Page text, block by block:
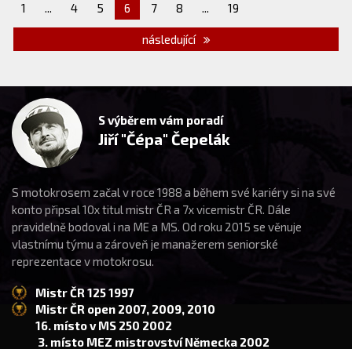
1 ... 4 5 6 7 8 ... 19
následující
S výběrem vám poradí
Jiří "Čépa" Čepelák
S motokrosem začal v roce 1988 a během své kariéry si na své
konto připsal 10x titul mistr ČR a 7x vicemistr ČR. Dále
pravidelně bodoval i na ME a MS. Od roku 2015 se věnuje
vlastnímu týmu a zároveň je manažerem seniorské
reprezentace v motokrosu.
Mistr ČR 125 1997
Mistr ČR open 2007, 2009, 2010
16. místo v MS 250 2002
3. místo MEZ mistrovství Německa 2002